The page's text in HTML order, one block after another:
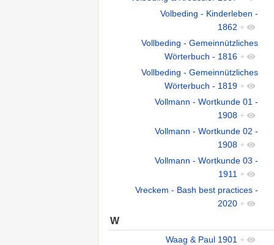
Volbeding - Kinderleben -
1862 +
Vollbeding - Gemeinnützliches
Wörterbuch - 1816 +
Vollbeding - Gemeinnützliches
Wörterbuch - 1819 +
Vollmann - Wortkunde 01 -
1908 +
Vollmann - Wortkunde 02 -
1908 +
Vollmann - Wortkunde 03 -
1911 +
Vreckem - Bash best practices -
2020 +
W
Waag & Paul 1901 +